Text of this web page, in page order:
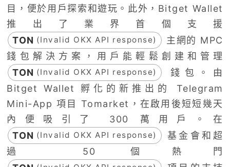
目，便於用戶探索和遊玩。此外，Bitget Wallet
推出了業界首個支援
TON (Invalid OKX API response)
主網的 MPC
錢包解決方案，用戶能輕鬆創建和管理
TON (Invalid OKX API response)
錢包。由
Bitget Wallet 孵化的新推出的 Telegram
Mini-App 項目 Tomarket，在啟用後短短幾天
內便吸引了 300 萬用戶。在
TON (Invalid OKX API response)
基金會和超
過 50 個熱門